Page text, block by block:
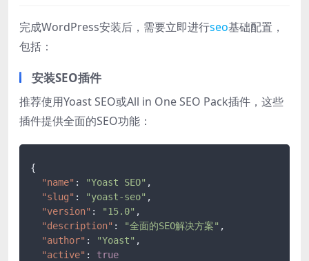
完成WordPress安装后，需要立即进行seo基础配置，
包括：
安装SEO插件
推荐使用Yoast SEO或All in One SEO Pack插件，这些
插件提供全面的SEO功能：
{
"name" : "Yoast SEO" ,
"slug" : "yoast-seo" ,
"version" : "15.0" ,
"description" : "全面的SEO解决方案" ,
"author" : "Yoast" ,
"active" :
true